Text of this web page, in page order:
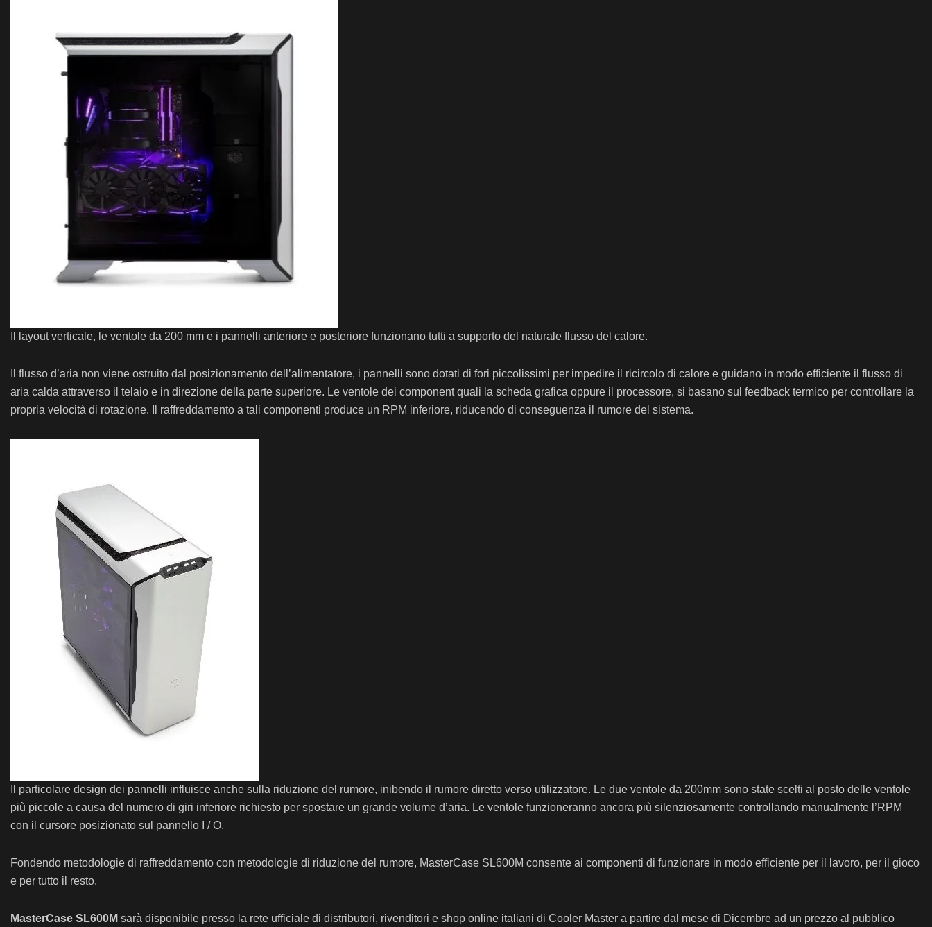
Il layout verticale, le ventole da 200 mm e i pannelli anteriore e posteriore funzionano tutti a supporto del naturale flusso del calore.
Il flusso d’aria non viene ostruito dal posizionamento dell’alimentatore, i pannelli sono dotati di fori piccolissimi per impedire il ricircolo di calore e guidano in modo efficiente il flusso di
aria calda attraverso il telaio e in direzione della parte superiore. Le ventole dei component quali la scheda grafica oppure il processore, si basano sul feedback termico per controllare la
propria velocità di rotazione. Il raffreddamento a tali componenti produce un RPM inferiore, riducendo di conseguenza il rumore del sistema.
Il particolare design dei pannelli influisce anche sulla riduzione del rumore, inibendo il rumore diretto verso utilizzatore. Le due ventole da 200mm sono state scelti al posto delle ventole
più piccole a causa del numero di giri inferiore richiesto per spostare un grande volume d’aria. Le ventole funzioneranno ancora più silenziosamente controllando manualmente l’RPM
con il cursore posizionato sul pannello I / O.
Fondendo metodologie di raffreddamento con metodologie di riduzione del rumore, MasterCase SL600M consente ai componenti di funzionare in modo efficiente per il lavoro, per il gioco
e per tutto il resto.
MasterCase SL600M sarà disponibile presso la rete ufficiale di distributori, rivenditori e shop online italiani di Cooler Master a partire dal mese di Dicembre ad un prezzo al pubblico